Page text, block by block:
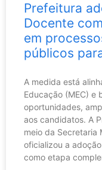
Prefeitura
Docente
em
públicos
A medida está
Educação (MEC) e
oportunidades,
aos candidatos. A
meio da Secretaria
oficializou a
como etapa